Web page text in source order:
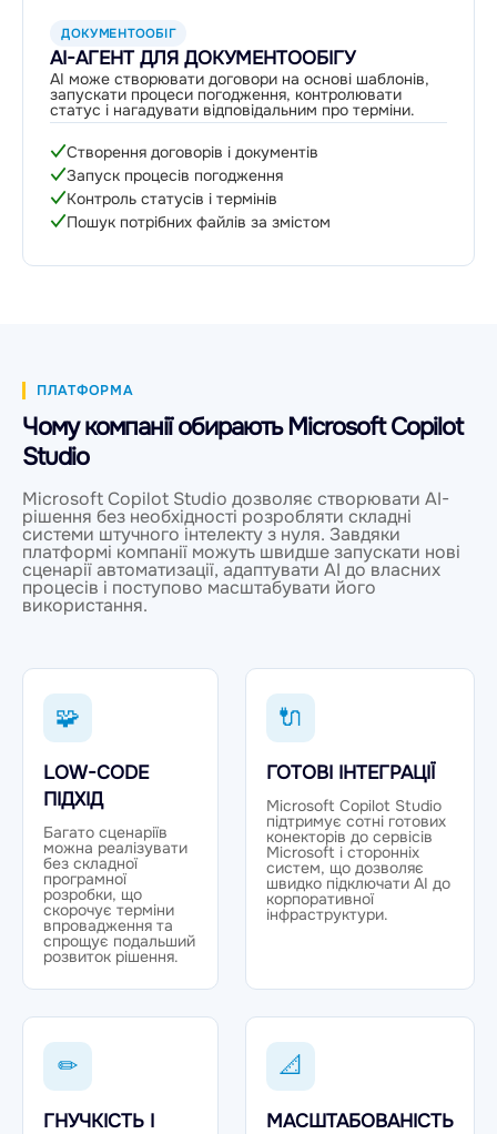
ДОКУМЕНТООБІГ
AI-АГЕНТ ДЛЯ ДОКУМЕНТООБІГУ
AI може створювати договори на основі шаблонів,
запускати процеси погодження, контролювати
статус і нагадувати відповідальним про терміни.
Створення договорів і документів
Запуск процесів погодження
Контроль статусів і термінів
Пошук потрібних файлів за змістом
ПЛАТФОРМА
Чому компанії обирають Microsoft Copilot
Studio
Microsoft Copilot Studio дозволяє створювати AI-
рішення без необхідності розробляти складні
системи штучного інтелекту з нуля. Завдяки
платформі компанії можуть швидше запускати нові
сценарії автоматизації, адаптувати AI до власних
процесів і поступово масштабувати його
використання.
🧩
LOW-CODE
ПІДХІД
Багато сценаріїв
можна реалізувати
без складної
програмної
розробки, що
скорочує терміни
впровадження та
спрощує подальший
розвиток рішення.
🔌
ГОТОВІ ІНТЕГРАЦІЇ
Microsoft Copilot Studio
підтримує сотні готових
конекторів до сервісів
Microsoft і сторонніх
систем, що дозволяє
швидко підключати AI до
корпоративної
інфраструктури.
✏
ГНУЧКІСТЬ І
📐
МАСШТАБОВАНІСТЬ